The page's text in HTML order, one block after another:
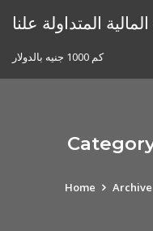
المتداولة علنا
كم 1000 جنيه بالدولار
Home